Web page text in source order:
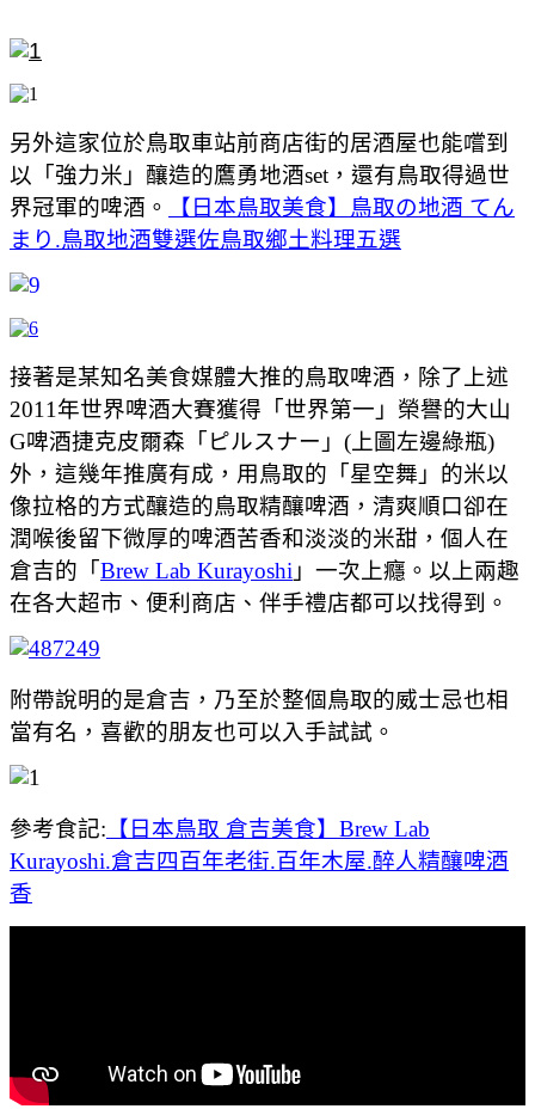
另外這家位於鳥取車站前商店街的居酒屋也能嚐到
以「強力米」釀造的鷹勇地酒set，還有鳥取得過世
界冠軍的啤酒。
【日本鳥取美食】鳥取の地酒 てん
まり.鳥取地酒雙選佐鳥取鄉土料理五選
接著是某知名美食媒體大推的鳥取啤酒，除了上述
2011年世界啤酒大賽獲得「世界第一」榮譽的大山
G啤酒捷克皮爾森「ピルスナー」(上圖左邊綠瓶)
外，這幾年推廣有成，用鳥取的「星空舞」的米以
像拉格的方式釀造的鳥取精釀啤酒，清爽順口卻在
潤喉後留下微厚的啤酒苦香和淡淡的米甜，個人在
倉吉的「 Brew Lab Kurayoshi 」一次上癮。以上兩趣
在各大超市、便利商店、伴手禮店都可以找得到。
附帶說明的是倉吉，乃至於整個鳥取的威士忌也相
當有名，喜歡的朋友也可以入手試試。
參考食記: 【日本鳥取 倉吉美食】Brew Lab
Kurayoshi.倉吉四百年老街.百年木屋.醉人精釀啤酒
香